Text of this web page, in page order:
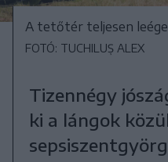
A tetőtér teljesen
FOTÓ: TUCHILUȘ ALEX
Tizennégy
ki a lángok